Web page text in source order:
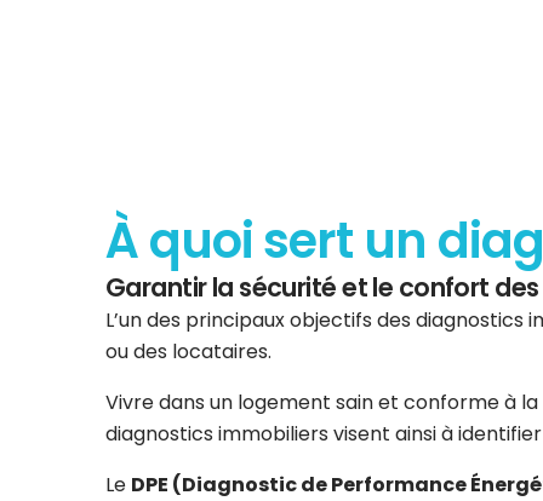
À quoi sert un
Garantir la sécurité et le confort
L’un des principaux objectifs des diagnostics
ou des locataires.
Vivre dans un logement sain et conforme à
diagnostics immobiliers visent ainsi à
Le DPE (Diagnostic de Performance